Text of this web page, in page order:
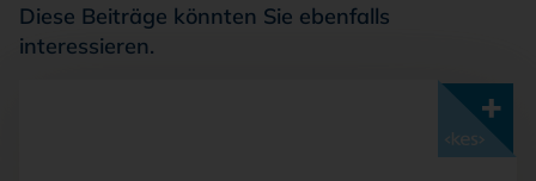
Diese Beiträge könnten Sie ebenfalls
interessieren.